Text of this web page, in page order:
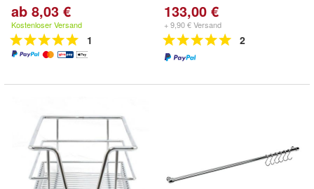
ab 8,03 €
Kostenloser Versand
1
133,00 €
+ 9,90 € Versand
2